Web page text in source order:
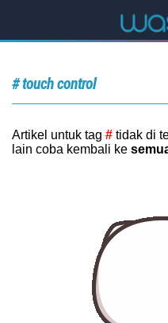
# touch control
Artikel untuk tag # tidak di
lain coba kembali ke